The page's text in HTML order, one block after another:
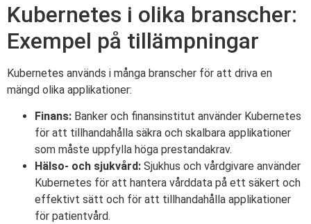
Kubernetes i olika branscher:
Exempel på tillämpningar
Kubernetes används i många branscher för att driva en
mängd olika applikationer:
Finans: Banker och finansinstitut använder Kubernetes
för att tillhandahålla säkra och skalbara applikationer
som måste uppfylla höga prestandakrav.
Hälso- och sjukvård: Sjukhus och vårdgivare använder
Kubernetes för att hantera vårddata på ett säkert och
effektivt sätt och för att tillhandahålla applikationer
för patientvård.